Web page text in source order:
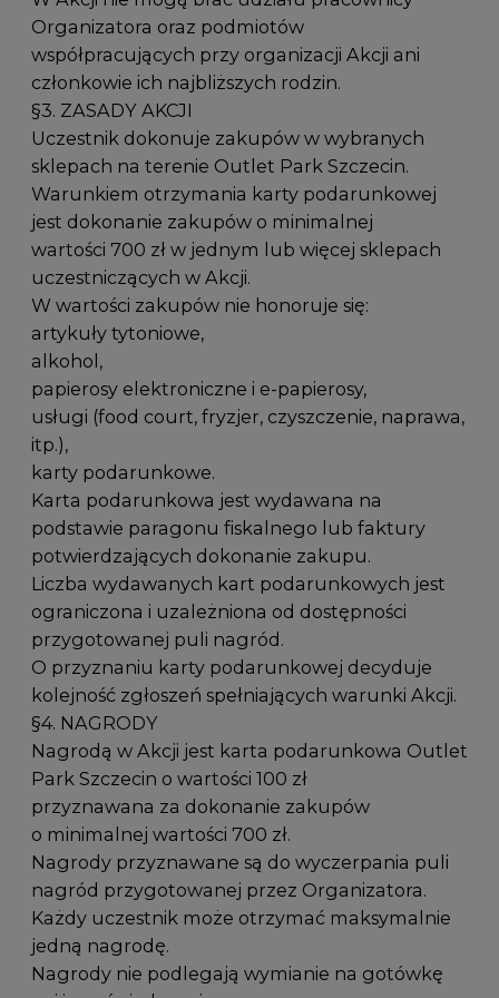
Organizatora oraz podmiotów
współpracujących przy organizacji Akcji ani
członkowie ich najbliższych rodzin.
§3. ZASADY AKCJI
Uczestnik dokonuje zakupów w wybranych
sklepach na terenie Outlet Park Szczecin.
Warunkiem otrzymania karty podarunkowej
jest dokonanie zakupów o minimalnej
wartości 700 zł w jednym lub więcej sklepach
uczestniczących w Akcji.
W wartości zakupów nie honoruje się:
artykuły tytoniowe,
alkohol,
papierosy elektroniczne i e-papierosy,
usługi (food court, fryzjer, czyszczenie, naprawa,
itp.),
karty podarunkowe.
Karta podarunkowa jest wydawana na
podstawie paragonu fiskalnego lub faktury
potwierdzających dokonanie zakupu.
Liczba wydawanych kart podarunkowych jest
ograniczona i uzależniona od dostępności
przygotowanej puli nagród.
O przyznaniu karty podarunkowej decyduje
kolejność zgłoszeń spełniających warunki Akcji.
§4. NAGRODY
Nagrodą w Akcji jest karta podarunkowa Outlet
Park Szczecin o wartości 100 zł
przyznawana za dokonanie zakupów
o minimalnej wartości 700 zł.
Nagrody przyznawane są do wyczerpania puli
nagród przygotowanej przez Organizatora.
Każdy uczestnik może otrzymać maksymalnie
jedną nagrodę.
Nagrody nie podlegają wymianie na gotówkę